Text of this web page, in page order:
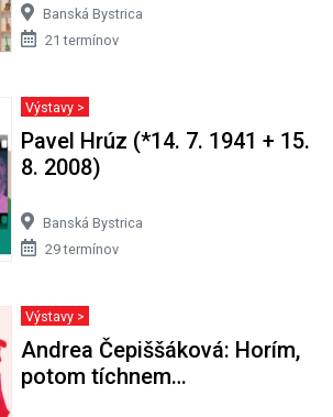
Banská Bystrica
21 termínov
Výstavy >
Pavel Hrúz (*14. 7. 1941 + 15.
8. 2008)
Banská Bystrica
29 termínov
Výstavy >
Andrea Čepiššáková: Horím,
potom tíchnem…